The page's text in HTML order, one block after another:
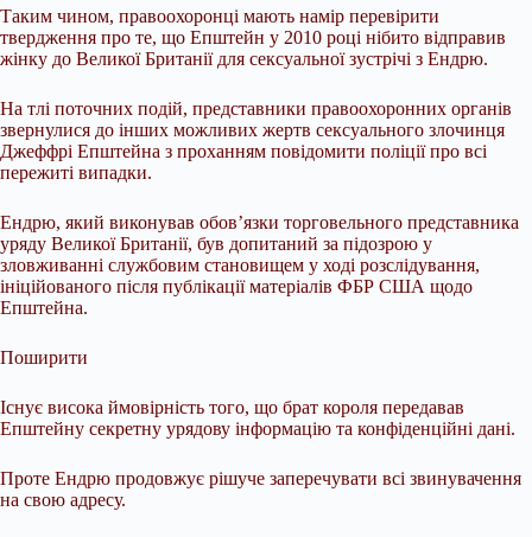
Таким чином, правоохоронці мають намір перевірити
твердження про те, що Епштейн у 2010 році нібито відправив
жінку до Великої Британії для сексуальної зустрічі з Ендрю.
На тлі поточних подій, представники правоохоронних органів
звернулися до інших можливих жертв сексуального злочинця
Джеффрі Епштейна з проханням повідомити поліції про всі
пережиті випадки.
Ендрю, який виконував обов’язки торговельного представника
уряду Великої Британії, був допитаний за підозрою у
зловживанні службовим становищем у ході розслідування,
ініційованого після публікації матеріалів ФБР США щодо
Епштейна.
Поширити
Існує висока ймовірність того, що брат короля передавав
Епштейну секретну урядову інформацію та конфіденційні дані.
Проте Ендрю продовжує рішуче заперечувати всі звинувачення
на свою адресу.